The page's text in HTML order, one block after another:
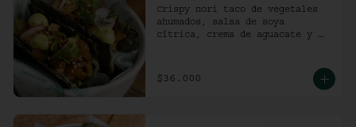
Crispy nori taco de vegetales
ahumados, salsa de soya
cítrica, crema de aguacate y
$36.000